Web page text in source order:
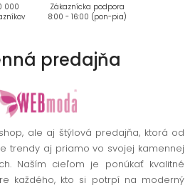
000
Zákaznícka podpora
8:00 - 16:00 (pon-pia)
predajňa
ale aj štýlová predajňa, ktorá od
trendy aj priamo vo svojej kamennej
Naším cieľom je ponúkať kvalitné
každého, kto si potrpí na moderný